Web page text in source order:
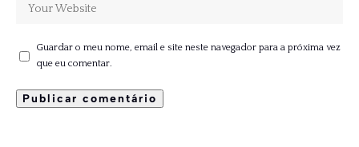
Guardar o meu nome, email e site neste navegador para a próxima vez
que eu comentar.